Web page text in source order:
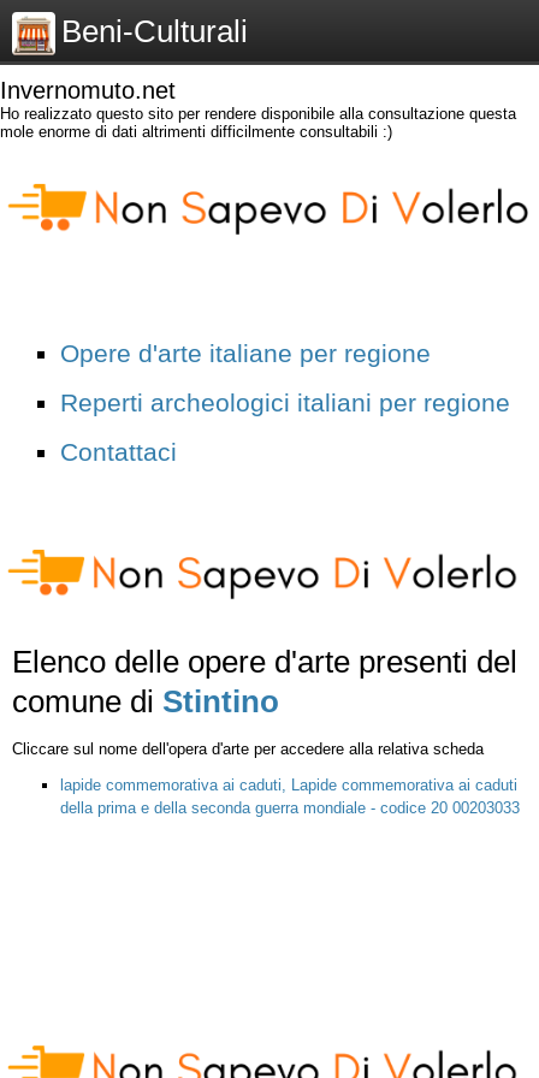
Beni-Culturali
Invernomuto.net
Ho realizzato questo sito per rendere disponibile alla consultazione questa
mole enorme di dati altrimenti difficilmente consultabili :)
Opere d'arte italiane per regione
Reperti archeologici italiani per regione
Contattaci
Elenco delle opere d'arte presenti del
comune di Stintino
Cliccare sul nome dell'opera d'arte per accedere alla relativa scheda
lapide commemorativa ai caduti, Lapide commemorativa ai caduti
della prima e della seconda guerra mondiale - codice 20 00203033